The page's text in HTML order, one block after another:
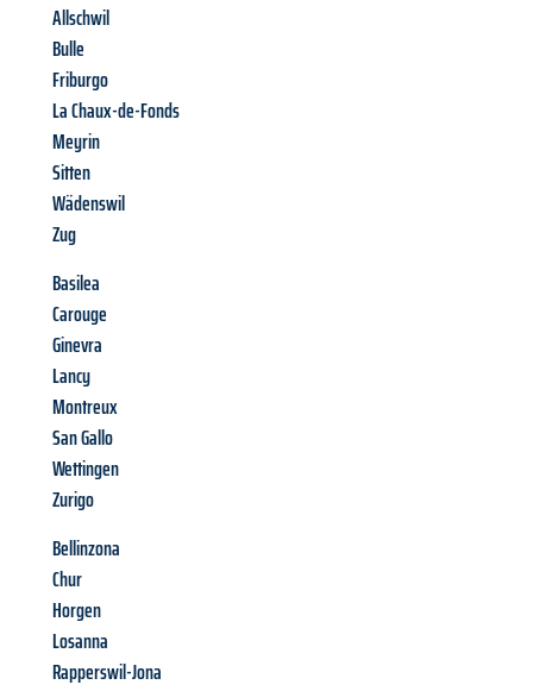
Allschwil
Bulle
Friburgo
La Chaux-de-Fonds
Meyrin
Sitten
Wädenswil
Zug
Basilea
Carouge
Ginevra
Lancy
Montreux
San Gallo
Wettingen
Zurigo
Bellinzona
Chur
Horgen
Losanna
Rapperswil-Jona